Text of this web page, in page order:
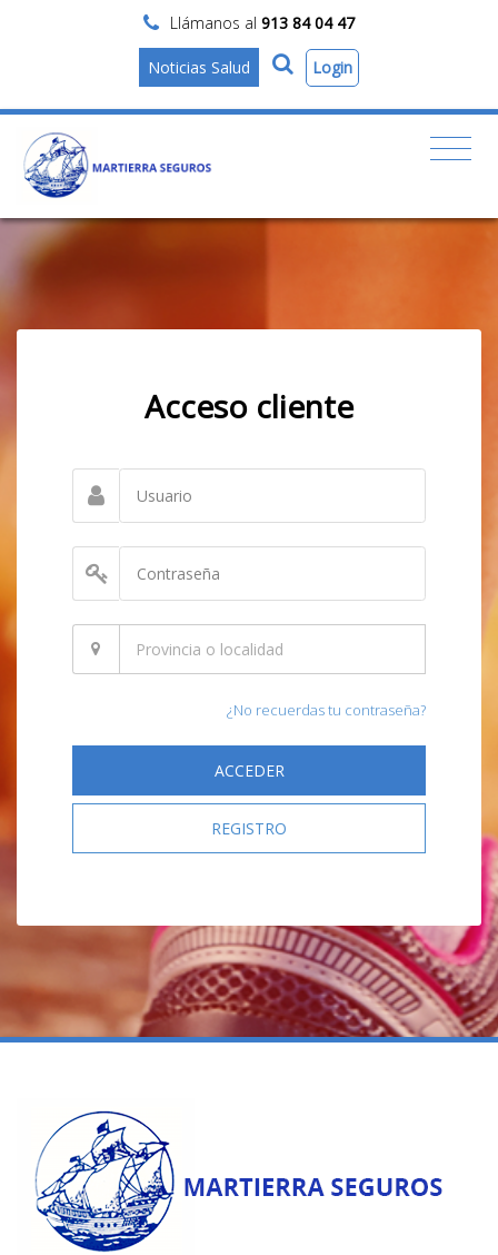
Llámanos al 913 84 04 47
Noticias Salud Login
Acceso cliente
¿No recuerdas tu contraseña?
ACCEDER
REGISTRO